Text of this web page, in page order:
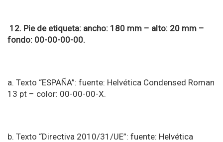
12. Pie de etiqueta: ancho: 180 mm – alto: 20 mm –
fondo: 00-00-00-00.
a. Texto “ESPAÑA”: fuente: Helvética Condensed Roman
13 pt – color: 00-00-00-X.
b. Texto “Directiva 2010/31/UE”: fuente: Helvética